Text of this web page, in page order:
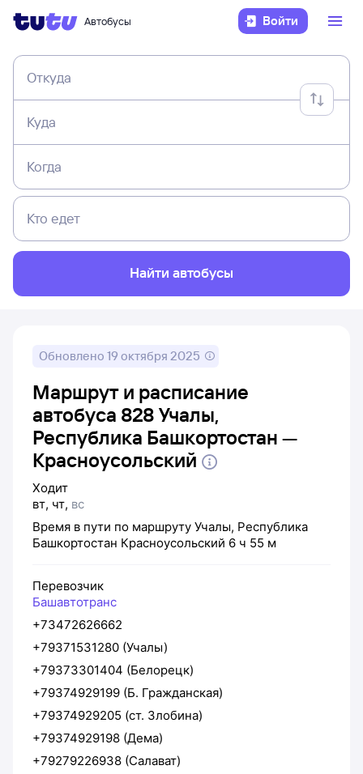
Автобусы Войти
Откуда
Куда
Когда
Кто едет
Найти автобусы
Обновлено 19 октября 2025
Маршрут и расписание
автобуса 828 Учалы,
Республика Башкортостан —
Красноусольский
Ходит
вт, чт, вс
Время в пути по маршруту Учалы, Республика
Башкортостан Красноусольский 6 ч 55 м
Перевозчик
Башавтотранс
+73472626662
+79371531280 (Учалы)
+79373301404 (Белорецк)
+79374929199 (Б. Гражданская)
+79374929205 (ст. Злобина)
+79374929198 (Дема)
+79279226938 (Салават)